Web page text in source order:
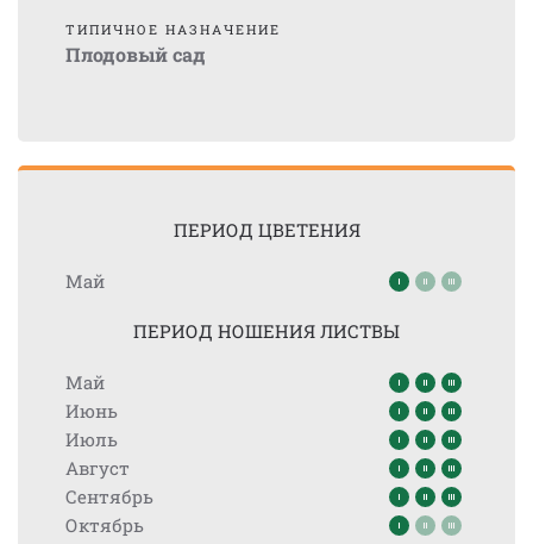
ТИПИЧНОЕ НАЗНАЧЕНИЕ
Плодовый сад
ПЕРИОД ЦВЕТЕНИЯ
Май
ПЕРИОД НОШЕНИЯ ЛИСТВЫ
Май
Июнь
Июль
Август
Сентябрь
Октябрь